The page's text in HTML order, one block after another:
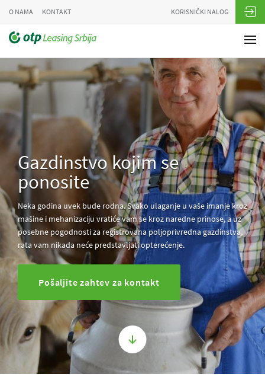
O NAMA KONTAKT KORISNIČKI NALOG
Gazdinstvo kojim se
ponosite
Neka godina uvek bude rodna. Svako ulaganje u vaše imanje kroz
mašine i mehanizaciju vratiće vam se kroz naredne prinose, a uz
posebne pogodnosti za registrovana poljoprivredna gazdinstva,
rata vam nikada neće predstavljati opterećenje.
Pošaljite zahtev za kontakt